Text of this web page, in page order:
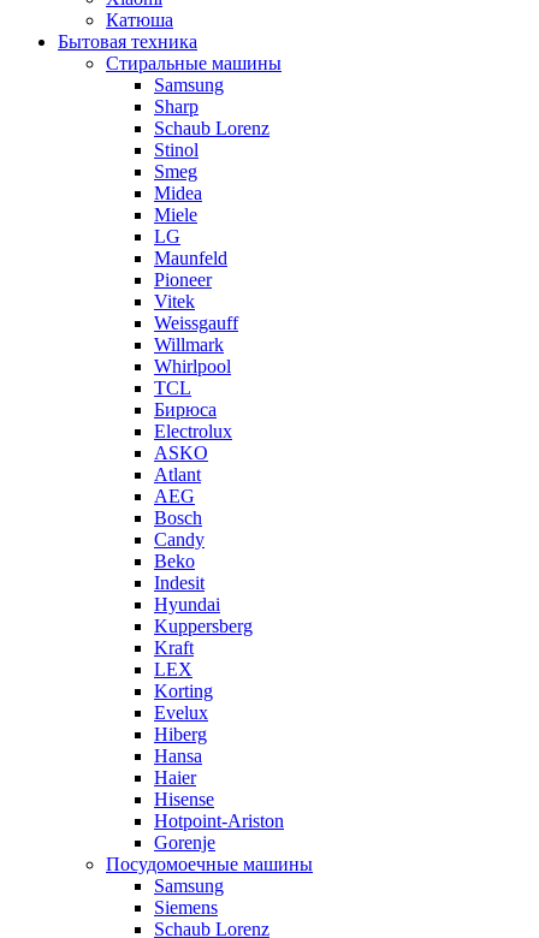
Катюша
Бытовая техника
Стиральные машины
Samsung
Sharp
Schaub Lorenz
Stinol
Smeg
Midea
Miele
LG
Maunfeld
Pioneer
Vitek
Weissgauff
Willmark
Whirlpool
TCL
Бирюса
Electrolux
ASKO
Atlant
AEG
Bosch
Candy
Beko
Indesit
Hyundai
Kuppersberg
Kraft
LEX
Korting
Evelux
Hiberg
Hansa
Haier
Hisense
Hotpoint-Ariston
Gorenje
Посудомоечные машины
Samsung
Siemens
Schaub Lorenz